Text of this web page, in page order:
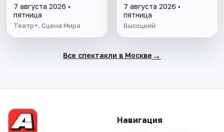
7 августа 2026 •
пятница
Театр+. Сцена Мира
7 августа 2026 •
пятница
Высоцкий
Все спектакли в Москве →
Навигация